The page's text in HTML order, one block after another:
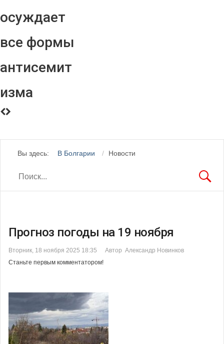
осуждает
все формы
антисемит
изма
Вы здесь: В Болгарии Новости
Прогноз погоды на 19 ноября
Вторник, 18 ноября 2025 18:35
Автор Александр Новинков
Станьте первым комментатором!